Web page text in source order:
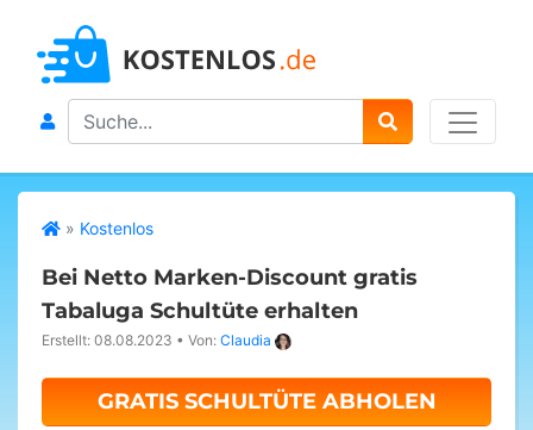
Search
» Kostenlos
Bei Netto Marken-Discount gratis
Tabaluga Schultüte erhalten
Erstellt: 08.08.2023 • Von: Claudia
GRATIS SCHULTÜTE ABHOLEN